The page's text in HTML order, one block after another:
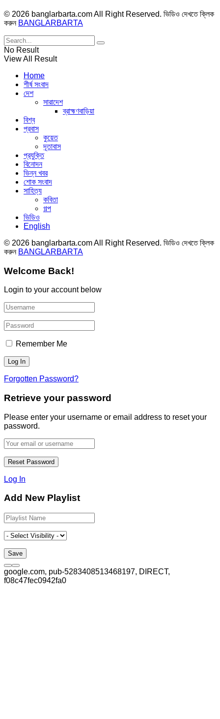
© 2026 banglarbarta.com All Right Reserved. ভিডিও দেখতে ক্লিক
করুন BANGLARBARTA
No Result
View All Result
Home
শীর্ষ সংবাদ
দেশ
সারাদেশ
ব্রাহ্মণবাড়িয়া
বিশ্ব
প্রবাস
কুয়েত
দূতাবাস
প্রযুক্তি
বিনোদন
ভিন্ন খবর
শোক সংবাদ
সাহিত্য
কবিতা
গল্প
ভিডিও
English
© 2026 banglarbarta.com All Right Reserved. ভিডিও দেখতে ক্লিক
করুন BANGLARBARTA
Welcome Back!
Login to your account below
Remember Me
Forgotten Password?
Retrieve your password
Please enter your username or email address to reset your
password.
Log In
Add New Playlist
google.com, pub-5283408513468197, DIRECT,
f08c47fec0942fa0